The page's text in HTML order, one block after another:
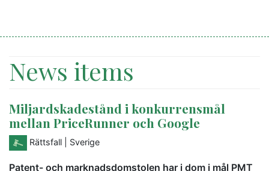
News items
Miljardskadestånd i konkurrensmål
mellan PriceRunner och Google
Rättsfall | Sverige
Patent- och marknadsdomstolen har i dom i mål PMT